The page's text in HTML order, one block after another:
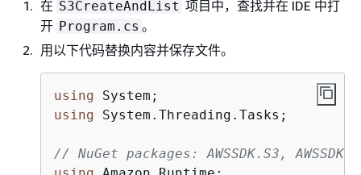
在 S3CreateAndList 项目中，查找并在 IDE 中打
开 Program.cs 。
用以下代码替换内容并保存文件。
using
using System.Threading.Tasks;
// NuGet packages: AWSSDK.S3,